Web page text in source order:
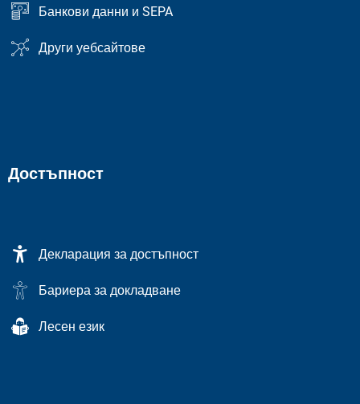
Банкови данни и SEPA
Други уебсайтове
Достъпност
Декларация за достъпност
Бариера за докладване
Лесен език